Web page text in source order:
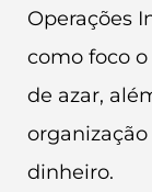
Operações
como foco
de azar,
dinheiro.